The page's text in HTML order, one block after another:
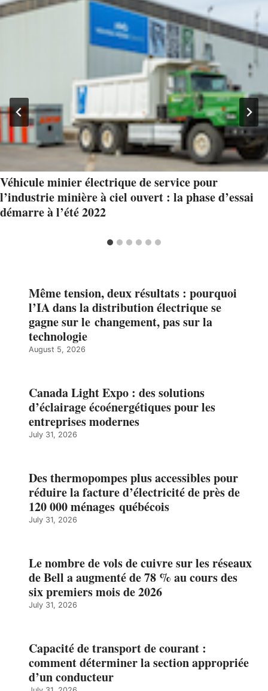
Véhicule minier électrique de service pour
l’industrie minière à ciel ouvert : la phase d’essai
démarre à l’été 2022
Même tension, deux résultats : pourquoi
l’IA dans la distribution électrique se
gagne sur le changement, pas sur la
technologie
August 5, 2026
Canada Light Expo : des solutions
d’éclairage écoénergétiques pour les
entreprises modernes
July 31, 2026
Des thermopompes plus accessibles pour
réduire la facture d’électricité de près de
120 000 ménages québécois
July 31, 2026
Le nombre de vols de cuivre sur les réseaux
de Bell a augmenté de 78 % au cours des
six premiers mois de 2026
July 31, 2026
Capacité de transport de courant :
comment déterminer la section appropriée
d’un conducteur